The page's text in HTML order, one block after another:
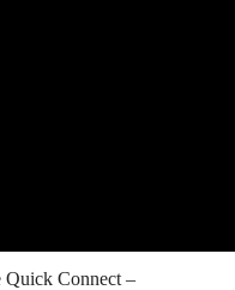
Quick Connect –